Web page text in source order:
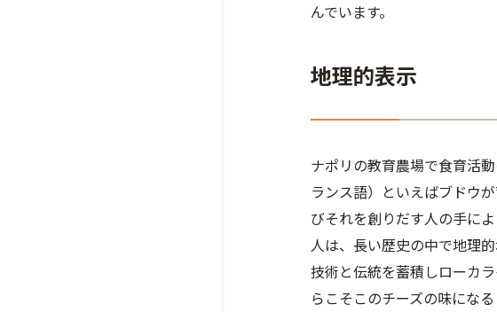
んでいます。
地理的表示
ナポリの教育農場で食育活
ランス語）といえばブドウ
びそれを創りだす人の手によ
人は、長い歴史の中で地理
技術と伝統を蓄積しローカ
らこそこのチーズの味になる